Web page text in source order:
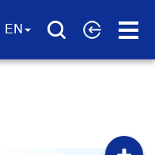
Open
EN